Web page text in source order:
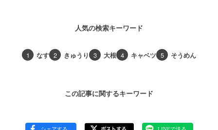
人気の検索キーワード
1 なす 2 きゅうり 3 大根 4 キャベツ 5 そうめん
この記事に関するキーワード